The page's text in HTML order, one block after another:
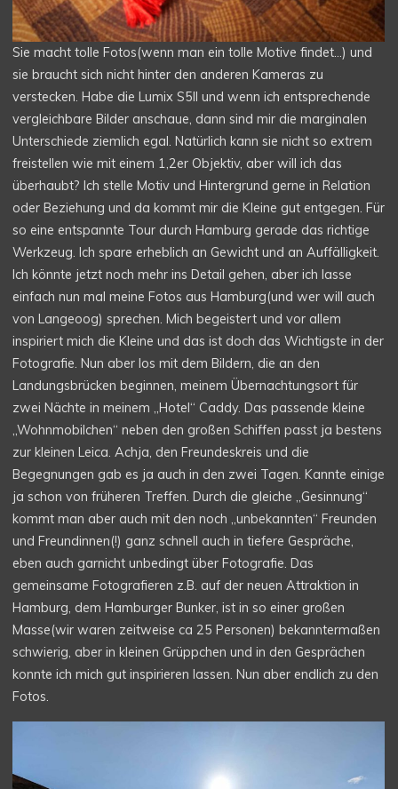
Sie macht tolle Fotos(wenn man ein tolle Motive findet…) und
sie braucht sich nicht hinter den anderen Kameras zu
verstecken. Habe die Lumix S5II und wenn ich entsprechende
vergleichbare Bilder anschaue, dann sind mir die marginalen
Unterschiede ziemlich egal. Natürlich kann sie nicht so extrem
freistellen wie mit einem 1,2er Objektiv, aber will ich das
überhaubt? Ich stelle Motiv und Hintergrund gerne in Relation
oder Beziehung und da kommt mir die Kleine gut entgegen. Für
so eine entspannte Tour durch Hamburg gerade das richtige
Werkzeug. Ich spare erheblich an Gewicht und an Auffälligkeit.
Ich könnte jetzt noch mehr ins Detail gehen, aber ich lasse
einfach nun mal meine Fotos aus Hamburg(und wer will auch
von Langeoog) sprechen. Mich begeistert und vor allem
inspiriert mich die Kleine und das ist doch das Wichtigste in der
Fotografie. Nun aber los mit dem Bildern, die an den
Landungsbrücken beginnen, meinem Übernachtungsort für
zwei Nächte in meinem „Hotel“ Caddy. Das passende kleine
„Wohnmobilchen“ neben den großen Schiffen passt ja bestens
zur kleinen Leica. Achja, den Freundeskreis und die
Begegnungen gab es ja auch in den zwei Tagen. Kannte einige
ja schon von früheren Treffen. Durch die gleiche „Gesinnung“
kommt man aber auch mit den noch „unbekannten“ Freunden
und Freundinnen(!) ganz schnell auch in tiefere Gespräche,
eben auch garnicht unbedingt über Fotografie. Das
gemeinsame Fotografieren z.B. auf der neuen Attraktion in
Hamburg, dem Hamburger Bunker, ist in so einer großen
Masse(wir waren zeitweise ca 25 Personen) bekanntermaßen
schwierig, aber in kleinen Grüppchen und in den Gesprächen
konnte ich mich gut inspirieren lassen. Nun aber endlich zu den
Fotos.